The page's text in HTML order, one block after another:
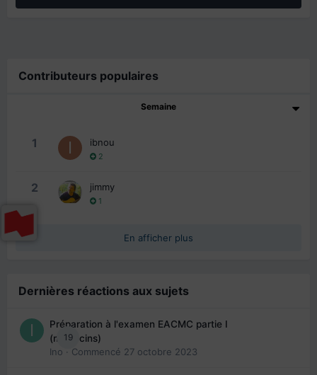
Contributeurs populaires
Semaine
1 ibnou
2
2 jimmy
1
En afficher plus
Dernières réactions aux sujets
19
Préparation à l'examen EACMC partie I
(médecins)
Ino · Commencé 27 octobre 2023